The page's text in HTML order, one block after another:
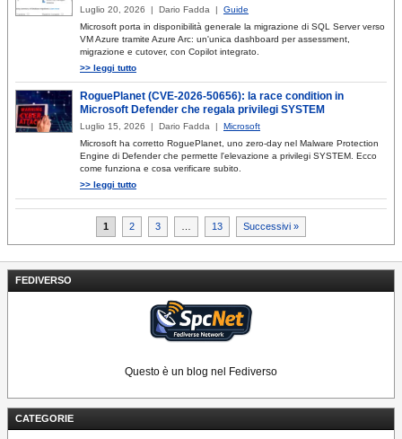
FEDIVERSO
Questo è un blog nel Fediverso
CATEGORIE
Luglio 20, 2026 | Dario Fadda | Guide
Microsoft porta in disponibilità generale la migrazione di SQL Server verso
VM Azure tramite Azure Arc: un'unica dashboard per assessment,
migrazione e cutover, con Copilot integrato.
>> leggi tutto
RoguePlanet (CVE-2026-50656): la race condition in
Microsoft Defender che regala privilegi SYSTEM
Luglio 15, 2026 | Dario Fadda | Microsoft
Microsoft ha corretto RoguePlanet, uno zero-day nel Malware Protection
Engine di Defender che permette l'elevazione a privilegi SYSTEM. Ecco
come funziona e cosa verificare subito.
>> leggi tutto
Paginazione
degli
articoli
1 2 3 13 Successivi »